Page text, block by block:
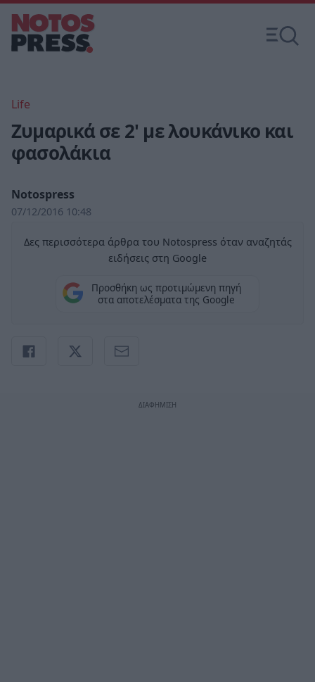
Life
Ζυμαρικά σε 2' με λουκάνικο και
φασολάκια
Notospress
07/12/2016 10:48
Δες περισσότερα άρθρα του Notospress όταν αναζητάς
ειδήσεις στη Google
Προσθήκη ως προτιμώμενη πηγή
στα αποτελέσματα της Google